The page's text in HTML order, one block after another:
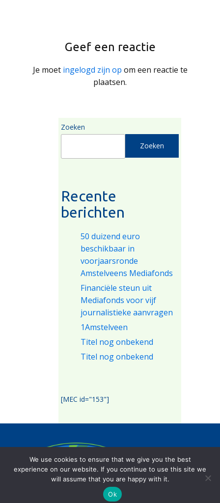
Geef een reactie
Je moet ingelogd zijn op om een reactie te
plaatsen.
Zoeken
Zoeken
Recente
berichten
50 duizend euro
beschikbaar in
voorjaarsronde
Amstelveens Mediafonds
Financiële steun uit
Mediafonds voor vijf
journalistieke aanvragen
1Amstelveen
Titel nog onbekend
Titel nog onbekend
[MEC id="153"]
de lokale journalistiek op een onafhankelijke
wijze te stimuleren.
We use cookies to ensure that we give you the best
experience on our website. If you continue to use this site we
will assume that you are happy with it.
Ok